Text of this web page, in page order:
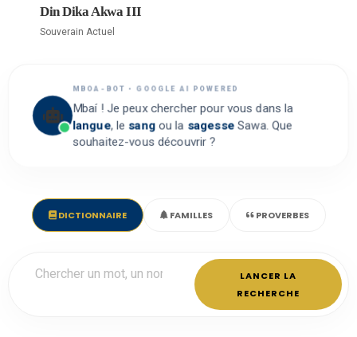
Din Dika Akwa III
Souverain Actuel
MBOA-BOT • GOOGLE AI POWERED
Mbaí ! Je peux chercher pour vous dans la
langue, le sangou la sagesse Sawa. Que
souhaitez-vous découvrir ?
DICTIONNAIRE FAMILLES PROVERBES
LANCER LA
RECHERCHE